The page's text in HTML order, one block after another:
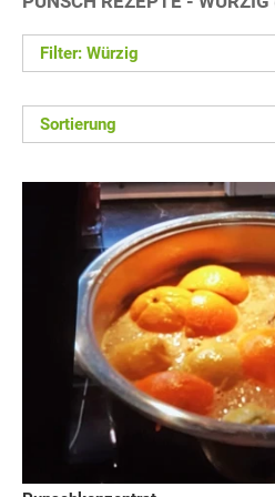
Filter: Würzig
Sortierung